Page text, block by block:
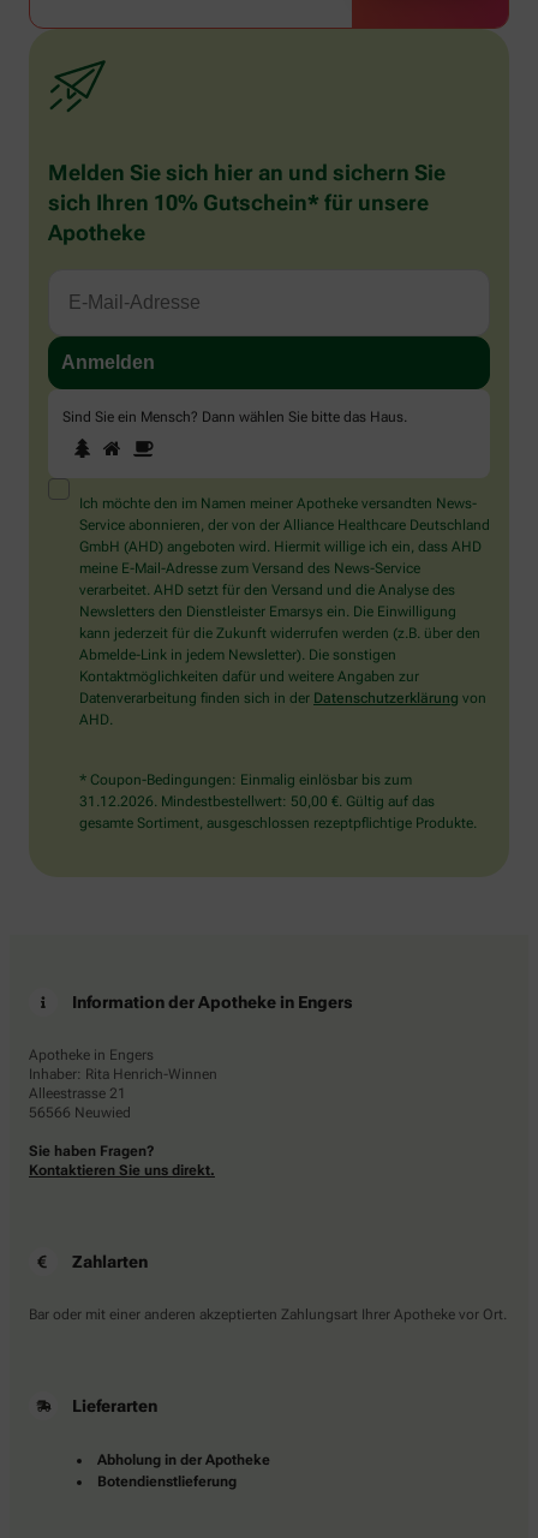
Melden Sie sich hier an und sichern Sie
sich Ihren 10% Gutschein* für unsere
Apotheke
Sind Sie ein Mensch? Dann wählen Sie bitte das Haus
Sind
Sie
ein
Mensch?
Dann
wählen
Sie
bitte
das
Haus.
1 2
Ich möchte den im Namen meiner Apotheke versandten News-
Service abonnieren, der von der Alliance Healthcare Deutschland
GmbH (AHD) angeboten wird. Hiermit willige ich ein, dass AHD
meine E-Mail-Adresse zum Versand des News-Service
verarbeitet. AHD setzt für den Versand und die Analyse des
Newsletters den Dienstleister Emarsys ein. Die Einwilligung
kann jederzeit für die Zukunft widerrufen werden (z.B. über den
Abmelde-Link in jedem Newsletter). Die sonstigen
Kontaktmöglichkeiten dafür und weitere Angaben zur
Datenverarbeitung finden sich in der Datenschutzerklärung von
AHD.
* Coupon-Bedingungen: Einmalig einlösbar bis zum
31.12.2026. Mindestbestellwert: 50,00 €. Gültig auf das
gesamte Sortiment, ausgeschlossen rezeptpflichtige Produkte.
Information der Apotheke in Engers
Apotheke in Engers
Inhaber: Rita Henrich-Winnen
Alleestrasse 21
56566 Neuwied
Sie haben Fragen?
Kontaktieren Sie uns direkt.
Zahlarten
Bar oder mit einer anderen akzeptierten Zahlungsart Ihrer Apotheke vor Ort.
Lieferarten
Abholung in der Apotheke
Botendienstlieferung